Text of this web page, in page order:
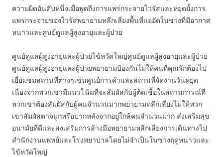
ความผิดอันดับหนึ่งเมื่อพูดถึงการแพร่กระจายไวรัสและหยุดยั้งการ
แพร่กระจายของไวรัสพยายามหลีกเลี่ยงพื้นที่แออัดในช่วงที่มีอากาศ
หนาวและศูนย์ดูแลผู้สูงอายุและผู้ป่วย
ศูนย์ดูแลผู้สูงอายุและผู้ป่วยไข้หวัดใหญ่ศูนย์ดูแลผู้สูงอายุและผู้ป่วย
ศูนย์ดูแลผู้สูงอายุและผู้ป่วยพยายามป้องกันไม่ให้คนที่คุณรักต้องไป
เยี่ยมชมสถานที่ต่างๆเช่นศูนย์การค้าและสถานที่จัดงานวันหยุด
เนื่องจากพวกเขามีแนวโน้มที่จะสัมผัสกับผู้ติดเชื้อในสถานการณ์ที่
พวกเขาต้องสัมผัสกับผู้คนจำนวนมากพยายามหลีกเลี่ยงไม่ให้พวก
เขาสัมผัสตาจมูกหรือปากหลังจากอยู่ใกล้คนจำนวนมาก ส่งเสริมสุข
อนามัยที่ดีและส่งเสริมการล้างมือพยายามหลีกเลี่ยงการเดินทางไป
สำนักงานแพทย์และโรงพยาบาลโดยไม่จำเป็นในช่วงฤดูหนาวและ
ไข้หวัดใหญ่